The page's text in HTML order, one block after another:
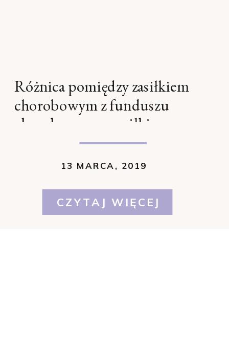
CZYTAJ WIĘCEJ
13 MARCA, 2019
Różnica pomiędzy zasiłkiem
chorobowym z funduszu
chorobowego a zasiłkiem
chorobowym z funduszu
wypadkowego?